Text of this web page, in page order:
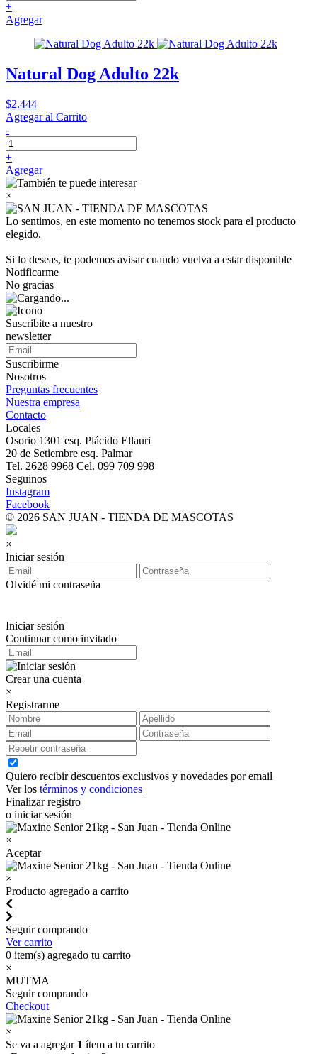
+
Agregar
Natural Dog Adulto 22k
$2.444
Agregar al Carrito
-
+
Agregar
×
Lo sentimos, en este momento no tenemos stock para el producto
elegido.
Si lo deseas, te podemos avisar cuando vuelva a estar disponible
Notificarme
No gracias
Suscribite a nuestro
newsletter
Suscribirme
Nosotros
Preguntas frecuentes
Nuestra empresa
Contacto
Locales
Osorio 1301 esq. Plácido Ellauri
20 de Setiembre esq. Palmar
Tel. 2628 9968 Cel. 099 709 998
Seguinos
Instagram
Facebook
© 2026 SAN JUAN - TIENDA DE MASCOTAS
×
Iniciar sesión
Olvidé mi contraseña
Iniciar sesión
Continuar como invitado
Crear una cuenta
×
Registrarme
Quiero recibir descuentos exclusivos y novedades por email
Ver los términos y condiciones
Finalizar registro
o iniciar sesión
×
Aceptar
×
Producto agregado a carrito
Seguir comprando
Ver carrito
0 item(s) agregado tu carrito
×
MUTMA
Seguir comprando
Checkout
×
Se va a agregar 1 ítem a tu carrito